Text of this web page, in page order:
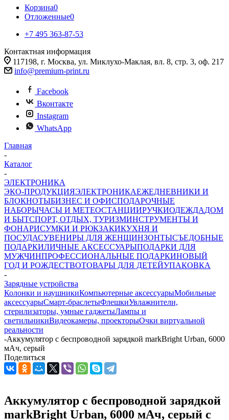
Корзина0
Отложенные0
+7 495 363-87-53
Контактная информация
117198, г. Москва, ул. Миклухо-Маклая, вл. 8, стр. 3, оф. 217
info@premium-print.ru
Facebook
Вконтакте
Instagram
WhatsApp
Главная
-
Каталог
-
ЭЛЕКТРОНИКА
ЭКО-ПРОДУКЦИЯЭЛЕКТРОНИКАЕЖЕДНЕВНИКИ И
БЛОКНОТЫБИЗНЕС И ОФИСПОДАРОЧНЫЕ
НАБОРЫЧАСЫ И МЕТЕОСТАНЦИИРУЧКИОДЕЖДАДОМ
И БЫТСПОРТ, ОТДЫХ, ТУРИЗМИНСТРУМЕНТЫ И
ФОНАРИСУМКИ И РЮКЗАКИКУХНЯ И
ПОСУДАСУВЕНИРЫ ДЛЯ ЖЕНЩИНЗОНТЫСЪЕДОБНЫЕ
ПОДАРКИЛИЧНЫЕ АКСЕССУАРЫПОДАРКИ ДЛЯ
МУЖЧИНПРОФЕССИОНАЛЬНЫЕ ПОДАРКИНОВЫЙ
ГОД И РОЖДЕСТВОТОВАРЫ ДЛЯ ДЕТЕЙУПАКОВКА
-
Зарядные устройства
Колонки и наушникиКомпьютерные аксессуарыМобильные
аксессуарыСмарт-браслетыФлешкиУвлажнители,
стерилизаторы, умные гаджетыЛампы и
светильникиВидеокамеры, проекторыОчки виртуальной
реальности
-Аккумулятор с беспроводной зарядкой markBright Urban, 6000
мАч, серый
Поделиться
Аккумулятор с беспроводной зарядкой
markBright Urban, 6000 мАч, серый с